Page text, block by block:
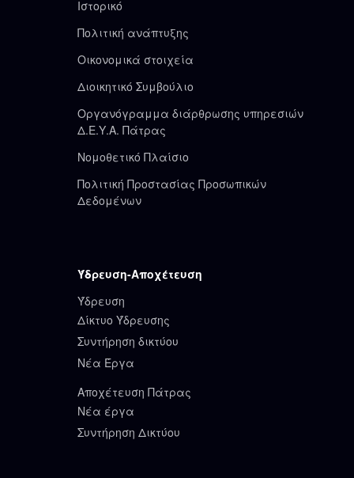
Ιστορικό
Πολιτική ανάπτυξης
Οικονομικά στοιχεία
Διοικητικό Συμβούλιο
Οργανόγραμμα διάρθρωσης υπηρεσιών
Δ.Ε.Υ.Α. Πάτρας
Νομοθετικό Πλαίσιο
Πολιτική Προστασίας Προσωπικών
Δεδομένων
Ύδρευση-Αποχέτευση
Ύδρευση
Δίκτυο Ύδρευσης
Συντήρηση δικτύου
Νέα Έργα
Αποχέτευση Πάτρας
Νέα έργα
Συντήρηση Δικτύου